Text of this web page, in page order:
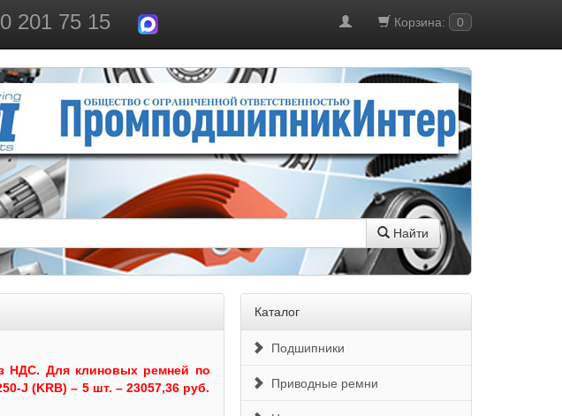
201 75 15 Корзина: 0
Найти
НДС. Для клиновых ремней по
J (KRB) – 5 шт. – 23057,36 руб.
Каталог
Подшипники
Приводные ремни